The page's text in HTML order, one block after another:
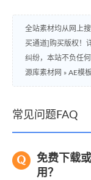
全站素材均从网上
买通道]购买版权！
纠纷，本站不负任何
源库素材网 » AE模
常见问题FAQ
免费下载
用？